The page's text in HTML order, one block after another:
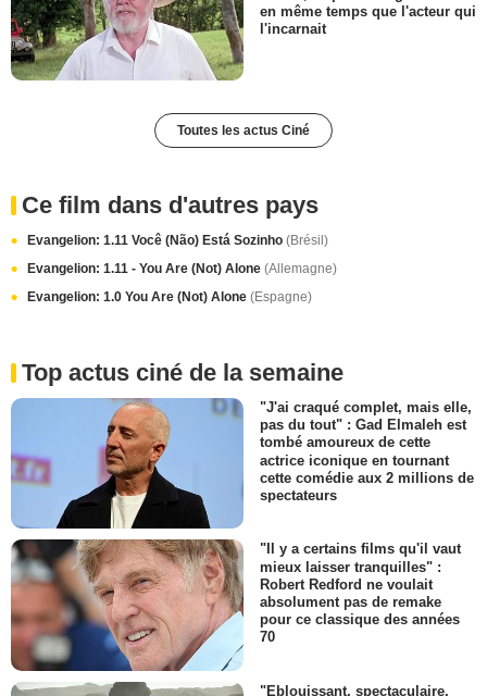
en même temps que l'acteur qui
l'incarnait
Toutes les actus Ciné
Ce film dans d'autres pays
Evangelion: 1.11 Você (Não) Está Sozinho (Brésil)
Evangelion: 1.11 - You Are (Not) Alone (Allemagne)
Evangelion: 1.0 You Are (Not) Alone (Espagne)
Top actus ciné de la semaine
"J'ai craqué complet, mais elle,
pas du tout" : Gad Elmaleh est
tombé amoureux de cette
actrice iconique en tournant
cette comédie aux 2 millions de
spectateurs
"Il y a certains films qu'il vaut
mieux laisser tranquilles" :
Robert Redford ne voulait
absolument pas de remake
pour ce classique des années
70
"Eblouissant, spectaculaire,